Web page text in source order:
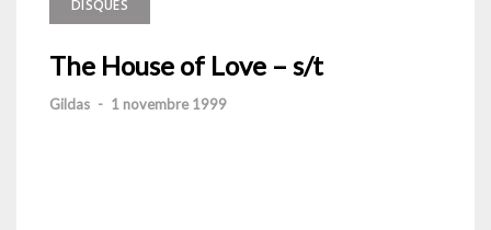
DISQUES
The House of Love – s/t
Gildas - 1 novembre 1999